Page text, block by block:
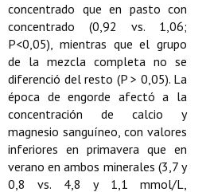
concentrado que en pasto con
concentrado (0,92 vs. 1,06;
P<0,05), mientras que el grupo
de la mezcla completa no se
diferenció del resto (P > 0,05). La
época de engorde afectó a la
concentración de calcio y
magnesio sanguíneo, con valores
inferiores en primavera que en
verano en ambos minerales (3,7 y
0,8 vs. 4,8 y 1,1 mmol/L,